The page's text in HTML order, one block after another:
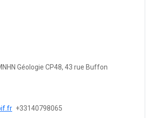
Géologie CP48, 43 rue Buffon
+33140798065